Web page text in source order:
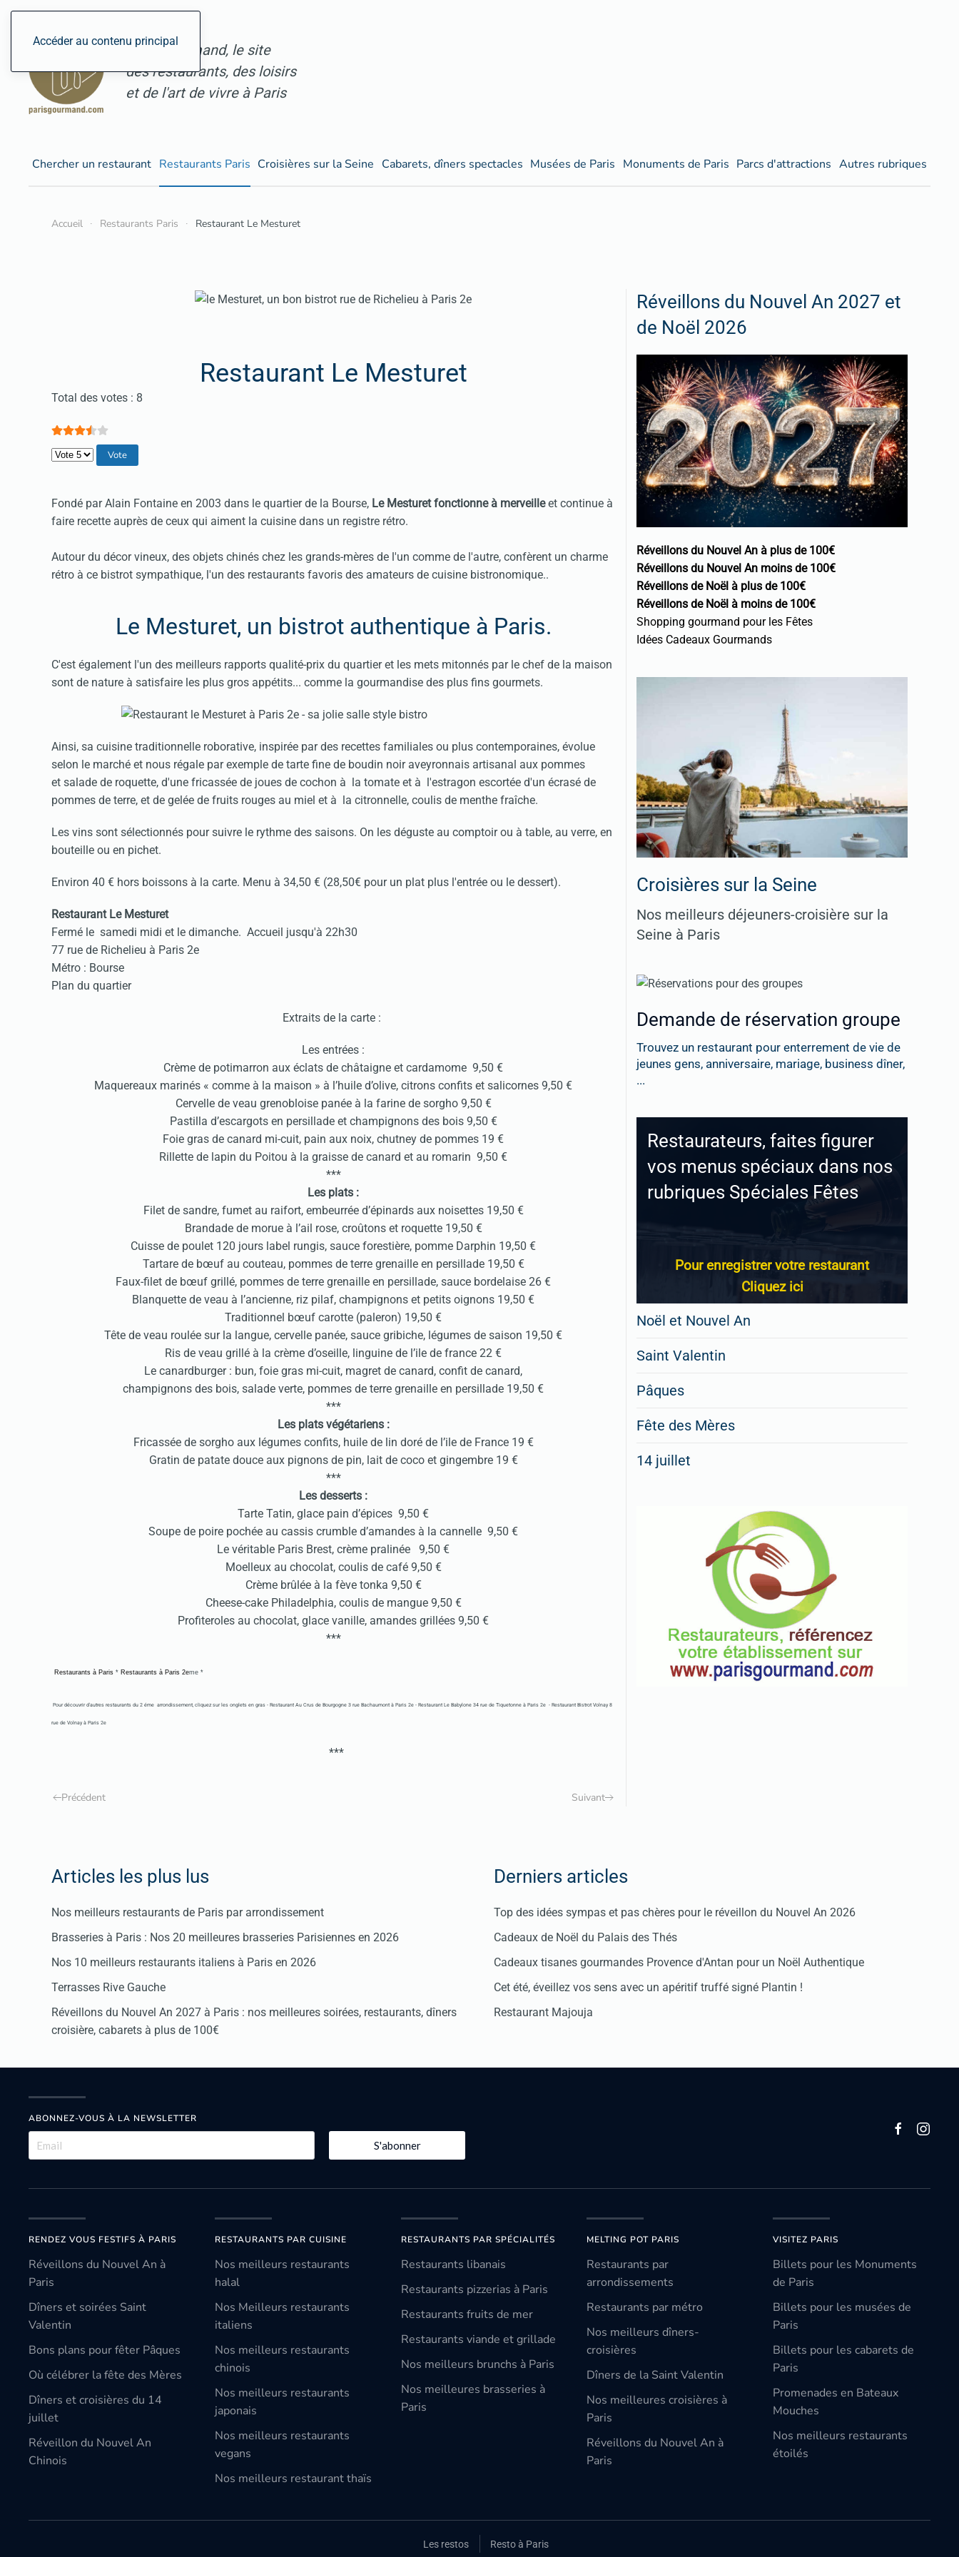
Accéder au contenu principal
ParisGourmand, le site
des restaurants, des loisirs
et de l'art de vivre à Paris
Chercher un restaurant Restaurants Paris Croisières sur la Seine Cabarets, dîners spectacles Musées de Paris Monuments de Paris Parcs d'attractions Autres rubriques
Accueil Restaurants Paris Restaurant Le Mesturet
Restaurant Le Mesturet
Vote utilisateur:3.5
Total des votes : 8
Veuillez voter
Fondé par Alain Fontaine en 2003 dans le quartier de la Bourse, Le Mesturet fonctionne à merveilleet continue à
faire recette auprès de ceux qui aiment la cuisine dans un registre rétro.
Autour du décor vineux, des objets chinés chez les grands-mères de l'un comme de l'autre, confèrent un charme
rétro à ce bistrot sympathique, l'un des restaurants favoris des amateurs de cuisine bistronomique..
Le Mesturet, un bistrot authentique à Paris.
C'est également l'un des meilleurs rapports qualité-prix du quartier et les mets mitonnés par le chef de la maison
sont de nature à satisfaire les plus gros appétits... comme la gourmandise des plus fins gourmets.
Ainsi, sa cuisine traditionnelle roborative, inspirée par des recettes familiales ou plus contemporaines, évolue
selon le marché et nous régale par exemple de tarte fine de boudin noir aveyronnais artisanal aux pommes
et salade de roquette, d'une fricassée de joues de cochon à la tomate et à l'estragon escortée d'un écrasé de
pommes de terre, et de gelée de fruits rouges au miel et à la citronnelle, coulis de menthe fraîche.
Les vins sont sélectionnés pour suivre le rythme des saisons. On les déguste au comptoir ou à table, au verre, en
bouteille ou en pichet.
Environ 40 € hors boissons à la carte. Menu à 34,50 € (28,50€ pour un plat plus l'entrée ou le dessert).
Restaurant Le Mesturet
Fermé le samedi midi et le dimanche. Accueil jusqu'à 22h30
77 rue de Richelieu à Paris 2e
Métro : Bourse
Plan du quartier
Extraits de la carte :
Les entrées :
Crème de potimarron aux éclats de châtaigne et cardamome 9,50 €
Maquereaux marinés « comme à la maison » à l’huile d’olive, citrons confits et salicornes 9,50 €
Cervelle de veau grenobloise panée à la farine de sorgho 9,50 €
Pastilla d’escargots en persillade et champignons des bois 9,50 €
Foie gras de canard mi-cuit, pain aux noix, chutney de pommes 19 €
Rillette de lapin du Poitou à la graisse de canard et au romarin 9,50 €
***
Les plats :
Filet de sandre, fumet au raifort, embeurrée d’épinards aux noisettes 19,50 €
Brandade de morue à l’ail rose, croûtons et roquette 19,50 €
Cuisse de poulet 120 jours label rungis, sauce forestière, pomme Darphin 19,50 €
Tartare de bœuf au couteau, pommes de terre grenaille en persillade 19,50 €
Faux-filet de bœuf grillé, pommes de terre grenaille en persillade, sauce bordelaise 26 €
Blanquette de veau à l’ancienne, riz pilaf, champignons et petits oignons 19,50 €
Traditionnel bœuf carotte (paleron) 19,50 €
Tête de veau roulée sur la langue, cervelle panée, sauce gribiche, légumes de saison 19,50 €
Ris de veau grillé à la crème d’oseille, linguine de l’ile de france 22 €
Le canardburger : bun, foie gras mi-cuit, magret de canard, confit de canard,
champignons des bois, salade verte, pommes de terre grenaille en persillade 19,50 €
***
Les plats végétariens :
Fricassée de sorgho aux légumes confits, huile de lin doré de l’ile de France 19 €
Gratin de patate douce aux pignons de pin, lait de coco et gingembre 19 €
***
Les desserts :
Tarte Tatin, glace pain d’épices 9,50 €
Soupe de poire pochée au cassis crumble d’amandes à la cannelle 9,50 €
Le véritable Paris Brest, crème pralinée 9,50 €
Moelleux au chocolat, coulis de café 9,50 €
Crème brûlée à la fève tonka 9,50 €
Cheese-cake Philadelphia, coulis de mangue 9,50 €
Profiteroles au chocolat, glace vanille, amandes grillées 9,50 €
***
Restaurants à Paris * Restaurants à Paris 2eme *
Pour découvrir d'autres restaurants du 2 éme arrondissement, cliquez sur les onglets en gras - Restaurant Au Crus de Bourgogne 3 rue Bachaumont à Paris 2e - Restaurant Le Babylone 34 rue de Tiquetonne à Paris 2e - Restaurant Bistrot Volnay 8
rue de Volnay à Paris 2e
***
Précédent Suivant
Réveillons du Nouvel An 2027 et
de Noël 2026
Réveillons du Nouvel An à plus de 100€
Réveillons du Nouvel An moins de 100€
Réveillons de Noël à plus de 100€
Réveillons de Noël à moins de 100€
Shopping gourmand pour les Fêtes
Idées Cadeaux Gourmands
Croisières sur la Seine
Nos meilleurs déjeuners-croisière sur la
Seine à Paris
Demande de réservation groupe
Trouvez un restaurant pour enterrement de vie de
jeunes gens, anniversaire, mariage, business dîner,
...
Restaurateurs, faites figurer
vos menus spéciaux dans nos
rubriques Spéciales Fêtes
Pour enregistrer votre restaurant
Cliquez ici
Noël et Nouvel An
Saint Valentin
Pâques
Fête des Mères
14 juillet
Articles les plus lus
Nos meilleurs restaurants de Paris par arrondissement
Brasseries à Paris : Nos 20 meilleures brasseries Parisiennes en 2026
Nos 10 meilleurs restaurants italiens à Paris en 2026
Terrasses Rive Gauche
Réveillons du Nouvel An 2027 à Paris : nos meilleures soirées, restaurants, dîners
croisière, cabarets à plus de 100€
Derniers articles
Top des idées sympas et pas chères pour le réveillon du Nouvel An 2026
Cadeaux de Noël du Palais des Thés
Cadeaux tisanes gourmandes Provence d'Antan pour un Noël Authentique
Cet été, éveillez vos sens avec un apéritif truffé signé Plantin !
Restaurant Majouja
ABONNEZ-VOUS À LA NEWSLETTER
S'abonner
RENDEZ VOUS FESTIFS À PARIS
Réveillons du Nouvel An à
Paris
Dîners et soirées Saint
Valentin
Bons plans pour fêter Pâques
Où célébrer la fête des Mères
Dîners et croisières du 14
juillet
Réveillon du Nouvel An
Chinois
RESTAURANTS PAR CUISINE
Nos meilleurs restaurants
halal
Nos Meilleurs restaurants
italiens
Nos meilleurs restaurants
chinois
Nos meilleurs restaurants
japonais
Nos meilleurs restaurants
vegans
Nos meilleurs restaurant thaïs
RESTAURANTS PAR SPÉCIALITÉS
Restaurants libanais
Restaurants pizzerias à Paris
Restaurants fruits de mer
Restaurants viande et grillade
Nos meilleurs brunchs à Paris
Nos meilleures brasseries à
Paris
MELTING POT PARIS
Restaurants par
arrondissements
Restaurants par métro
Nos meilleurs dîners-
croisières
Dîners de la Saint Valentin
Nos meilleures croisières à
Paris
Réveillons du Nouvel An à
Paris
VISITEZ PARIS
Billets pour les Monuments
de Paris
Billets pour les musées de
Paris
Billets pour les cabarets de
Paris
Promenades en Bateaux
Mouches
Nos meilleurs restaurants
étoilés
Les restos Resto à Paris